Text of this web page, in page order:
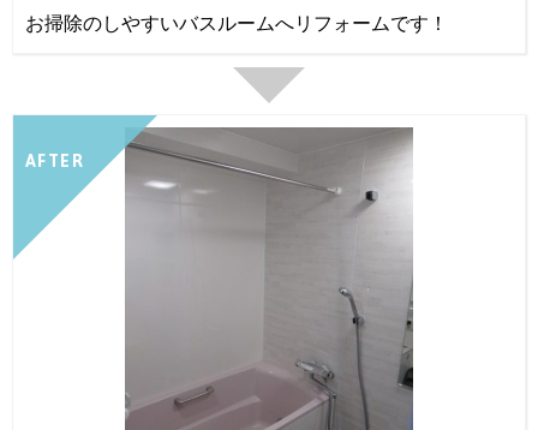
お掃除のしやすいバスルームへリフォームです！
AFTER